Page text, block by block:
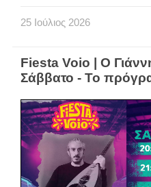
25 Ιούλιος 2026
Fiesta Voio | Ο
Σάββατο - Το